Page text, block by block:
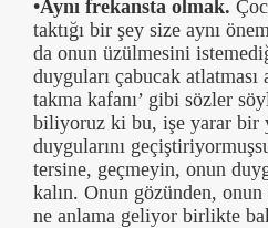
•Aynı frekansta olmak.
taktığı bir şey size aynı
da onun üzülmesini
duyguları çabucak atlatması
takma kafanı’ gibi sözler
biliyoruz ki bu, işe yarar bir
duygularını
tersine, geçmeyin, onun
kalın. Onun gözünden,
ne anlama geliyor birlikte